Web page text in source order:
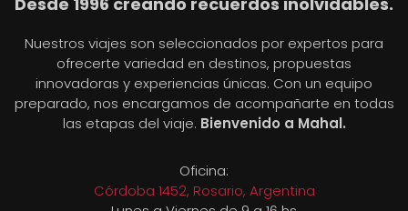
Nuestros viajes son seleccionados por expertos para
ofrecerte variedad en destinos, propuestas
innovadoras y experiencias únicas. Con un equipo
preparado, nos encargamos de acompañarte en todas
las etapas del viaje. Bienvenido a Mahal.
Oficina:
Córdoba 1452, Rosario, Argentina